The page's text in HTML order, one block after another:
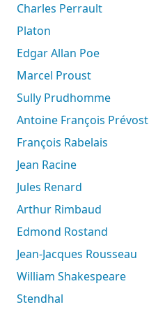
Charles Perrault
Platon
Edgar Allan Poe
Marcel Proust
Sully Prudhomme
Antoine François Prévost
François Rabelais
Jean Racine
Jules Renard
Arthur Rimbaud
Edmond Rostand
Jean-Jacques Rousseau
William Shakespeare
Stendhal